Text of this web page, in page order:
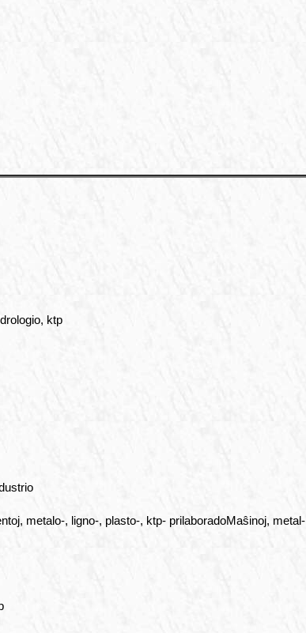
ktp
metalo-, ligno-, plasto-, ktp- prilaboradoMaŝinoj, metal-